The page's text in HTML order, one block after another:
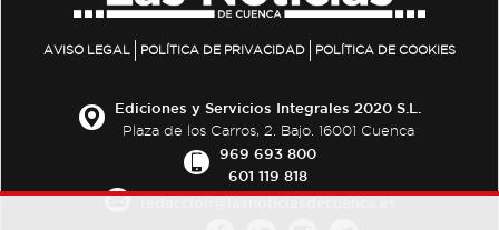
AVISO LEGAL POLÍTICA DE PRIVACIDAD POLÍTICA DE COOKIES
Ediciones y Servicios Integrales 2020 S.L.
Plaza de los Carros, 2. Bajo. 16001 Cuenca
969 693 800
601 119 818